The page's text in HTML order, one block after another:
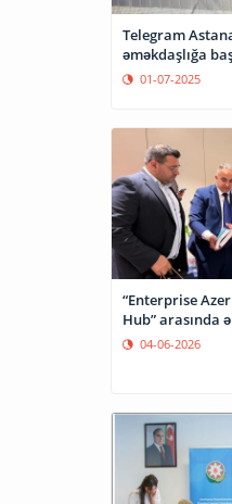
Telegram
əməkdaşlığa
01-07-2025
“Enterprise
Hub” arasında
04-06-2026